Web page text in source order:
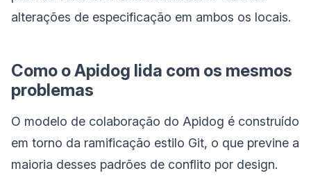
alterações de especificação em ambos os locais.
Como o Apidog lida com os mesmos
problemas
O modelo de colaboração do Apidog é construído
em torno da ramificação estilo Git, o que previne a
maioria desses padrões de conflito por design.